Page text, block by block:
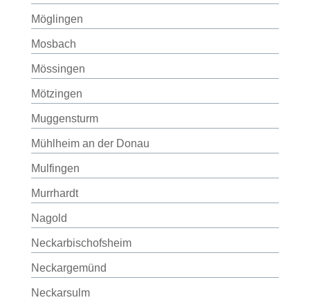
Möglingen
Mosbach
Mössingen
Mötzingen
Muggensturm
Mühlheim an der Donau
Mulfingen
Murrhardt
Nagold
Neckarbischofsheim
Neckargemünd
Neckarsulm